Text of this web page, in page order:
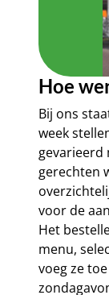
Hoe
Bij ons
week
gevarieerd
gerechten
voor de
Het
menu,
voeg ze